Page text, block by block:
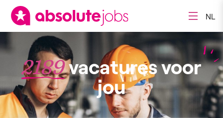
NL
2189vacatures voor
jou